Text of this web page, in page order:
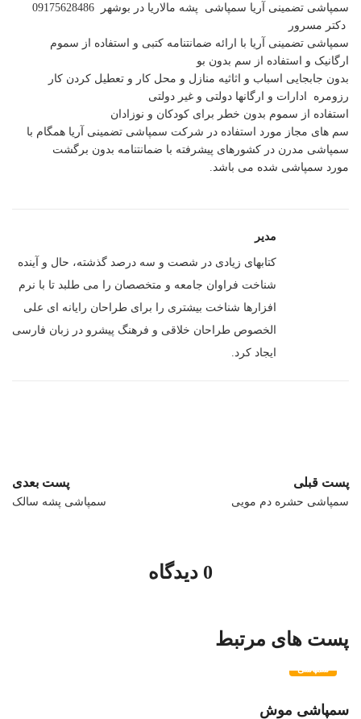
سمپاشی تضمینی آریا سمپاشی پشه مالاریا در بوشهر 09175628486
دکتر مسرور
سمپاشی تضمینی آریا با ارائه ضمانتنامه کتبی و استفاده از سموم
ارگانیک و استفاده از سم بدون بو
بدون جابجایی اسباب و اثاثیه منازل و محل کار و تعطیل کردن کار
رزومره ادارات و ارگانها دولتی و غیر دولتی
استفاده از سموم بدون خطر برای کودکان و نوزادان
سم های مجاز مورد استفاده در شرکت سمپاشی تضمینی آریا همگام با
سمپاشی مدرن در کشورهای پیشرفته با ضمانتنامه بدون برگشت
مورد سمپاشی شده می باشد.
مدیر
کتابهای زیادی در شصت و سه درصد گذشته، حال و آینده
شناخت فراوان جامعه و متخصصان را می طلبد تا با نرم
افزارها شناخت بیشتری را برای طراحان رایانه ای علی
الخصوص طراحان خلاقی و فرهنگ پیشرو در زبان فارسی
ایجاد کرد.
پست قبلی
سمپاشی حشره دم مویی
پست بعدی
سمپاشی پشه سالک
0 دیدگاه
پست های مرتبط
سمپاشی
سمپاشی موش